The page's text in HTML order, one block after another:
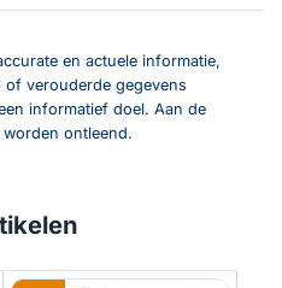
en actuele informatie,
verouderde gegevens
informatief doel. Aan de
ontleend.